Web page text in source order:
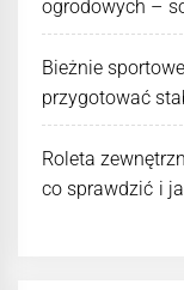
ogrodowych –
Bieżnie
przygotować
Roleta
co sprawdzić i